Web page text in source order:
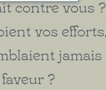
contre vous ?
vos efforts,
jamais
?